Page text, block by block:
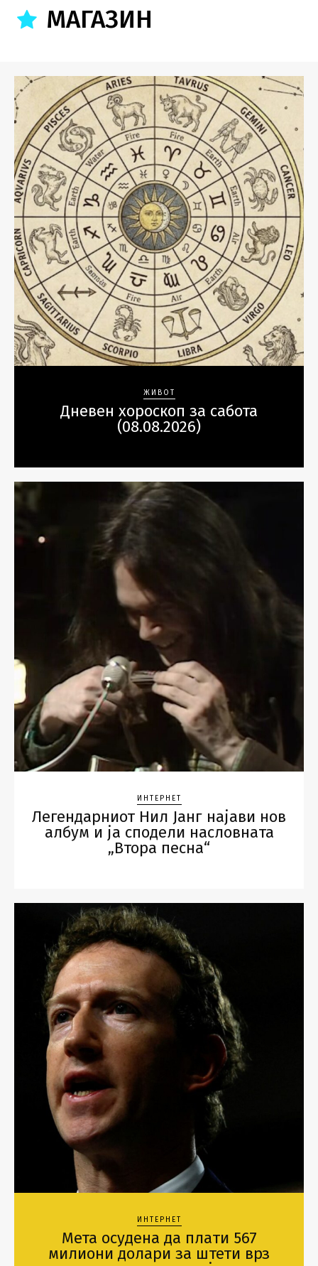
МАГАЗИН
ЖИВОТ
Дневен хороскоп за сабота
(08.08.2026)
ИНТЕРНЕТ
Легендарниот Нил Јанг најави нов
албум и ја сподели насловната
„Втора песна“
ИНТЕРНЕТ
Мета осудена да плати 567
милиони долари за штети врз